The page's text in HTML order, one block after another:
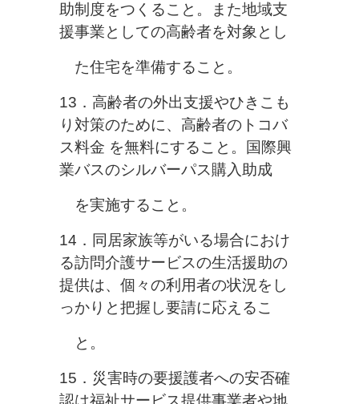
助制度をつくること。また地域支
援事業としての高齢者を対象とし
た住宅を準備すること。
13．高齢者の外出支援やひきこも
り対策のために、高齢者のトコバ
ス料金 を無料にすること。国際興
業バスのシルバーパス購入助成
を実施すること。
14．同居家族等がいる場合におけ
る訪問介護サービスの生活援助の
提供は、個々の利用者の状況をし
っかりと把握し要請に応えるこ
と。
15．災害時の要援護者への安否確
認は福祉サービス提供事業者や地